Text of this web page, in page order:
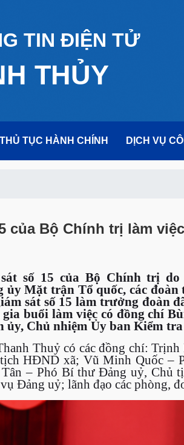
TIN ĐIỆN TỬ
THỦY
THỦ TỤC HÀNH CHÍNH DỊCH VỤ
của Bộ Chính trị làm
số 15 của Bộ Chính trị do
Mặt trận Tổ quốc, các đoàn
sát số 15 làm trưởng đoàn
buổi làm việc có đồng chí
Chủ nhiệm Ủy ban Kiểm
Thuỷ có các đồng chí: Trịnh
HĐND xã; Vũ Minh Quốc –
– Phó Bí thư Đảng uỷ, Chủ
Đảng uỷ; lãnh đạo các phòng,